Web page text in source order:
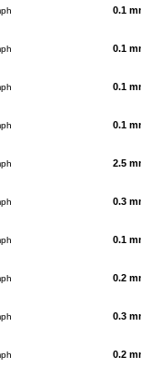
0.1
0.1
0.1
0.1
2.5
0.3
0.1
0.2
0.3
0.2